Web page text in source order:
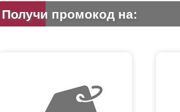
Получи промокод на: